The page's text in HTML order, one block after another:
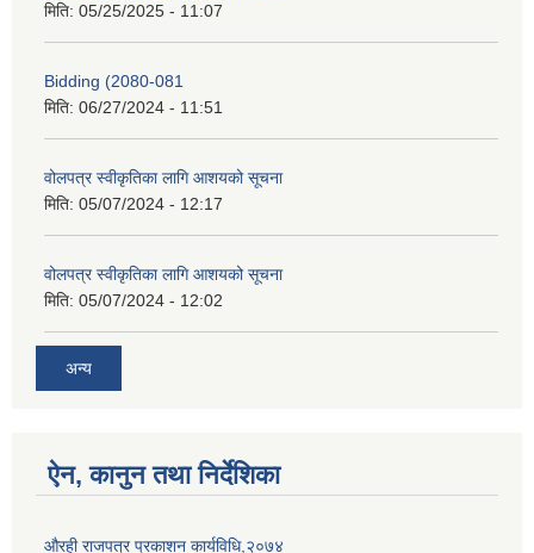
मिति: 05/25/2025 - 11:07
Bidding (2080-081
मिति: 06/27/2024 - 11:51
वोलपत्र स्वीकृतिका लागि आशयको सूचना
मिति: 05/07/2024 - 12:17
वोलपत्र स्वीकृतिका लागि आशयको सूचना
मिति: 05/07/2024 - 12:02
अन्य
ऐन, कानुन तथा निर्देशिका
औरही राजपत्र प्रकाशन कार्यविधि,२०७४